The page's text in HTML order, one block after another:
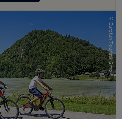
© Eurofun Touristik GmbH